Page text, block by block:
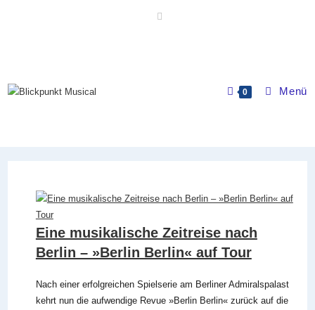
0 Menü
Eine musikalische Zeitreise nach
Berlin – »Berlin Berlin« auf Tour
Nach einer erfolgreichen Spielserie am Berliner Admiralspalast
kehrt nun die aufwendige Revue »Berlin Berlin« zurück auf die